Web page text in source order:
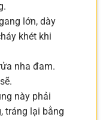
lớn, dày
khét khi
nha đam.
này phải
tráng lại bằng